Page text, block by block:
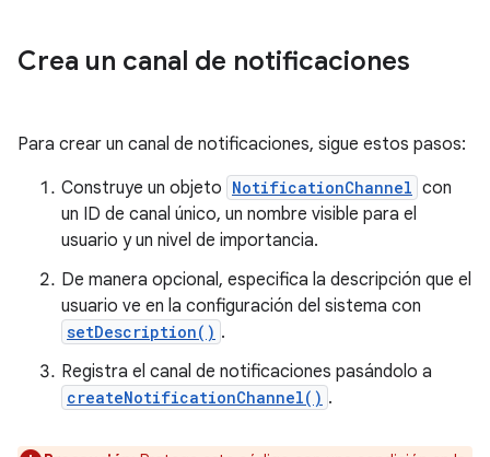
Crea un canal de notificaciones
Para crear un canal de notificaciones, sigue estos pasos:
Construye un objeto NotificationChannel con
un ID de canal único, un nombre visible para el
usuario y un nivel de importancia.
De manera opcional, especifica la descripción que el
usuario ve en la configuración del sistema con
setDescription() .
Registra el canal de notificaciones pasándolo a
createNotificationChannel() .